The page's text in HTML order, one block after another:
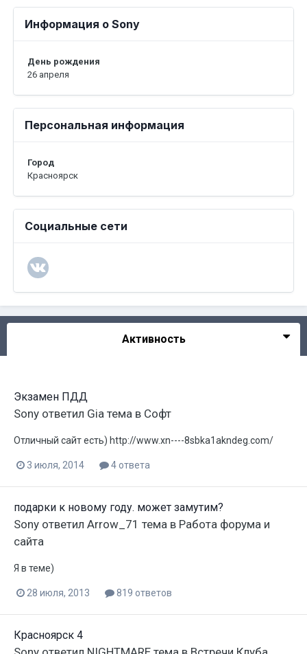
Информация о Sony
День рождения
26 апреля
Персональная информация
Город
Красноярск
Социальные сети
Активность
Экзамен ПДД
Sony ответил Gia тема в Софт
Отличный сайт есть) http://www.xn----8sbka1akndeg.com/
3 июля, 2014 4 ответа
подарки к новому году. может замутим?
Sony ответил Arrow_71 тема в Работа форума и
сайта
Я в теме)
28 июля, 2013 819 ответов
Красноярск 4